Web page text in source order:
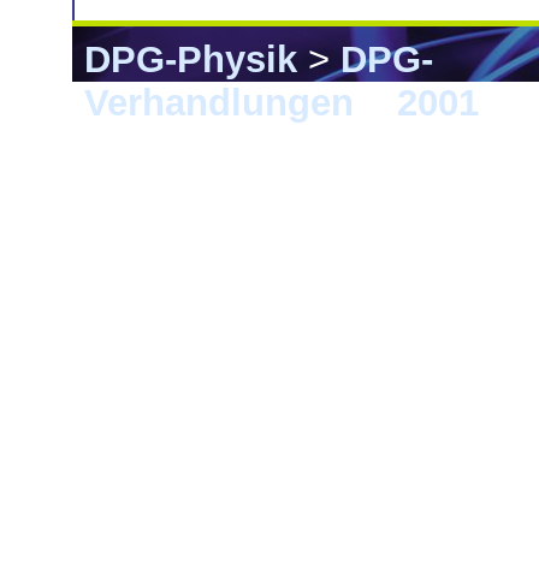
DPG-Physik>DPG-
Verhandlungen
2001